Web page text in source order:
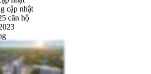
cập nhật
căn hộ